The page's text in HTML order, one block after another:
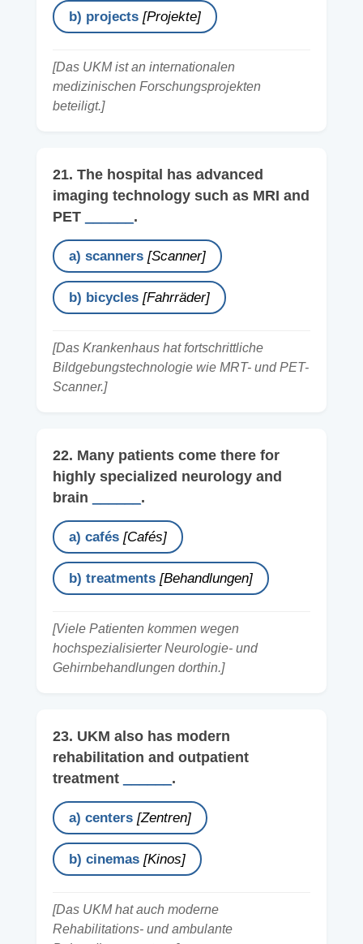
b) projects [Projekte]
[Das UKM ist an internationalen
medizinischen Forschungsprojekten
beteiligt.]
21. The hospital has advanced
imaging technology such as MRI and
PET
.
a) scanners [Scanner]
b) bicycles [Fahrräder]
[Das Krankenhaus hat fortschrittliche
Bildgebungstechnologie wie MRT- und PET-
Scanner.]
22. Many patients come there for
highly specialized neurology and
brain
.
a) cafés [Cafés]
b) treatments [Behandlungen]
[Viele Patienten kommen wegen
hochspezialisierter Neurologie- und
Gehirnbehandlungen dorthin.]
23. UKM also has modern
rehabilitation and outpatient
treatment
.
a) centers [Zentren]
b) cinemas [Kinos]
[Das UKM hat auch moderne
Rehabilitations- und ambulante